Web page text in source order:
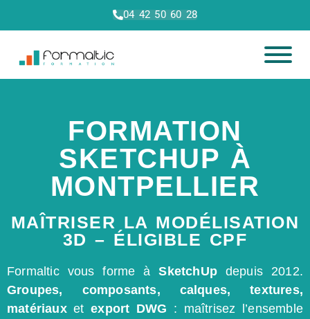
04 42 50 60 28
FORMATION
SKETCHUP À
MONTPELLIER
MAÎTRISER LA MODÉLISATION
3D – ÉLIGIBLE CPF
Formaltic vous forme àSketchUp depuis 2012.
Groupes, composants, calques, textures,
matériauxet export DWG : maîtrisez l’ensemble